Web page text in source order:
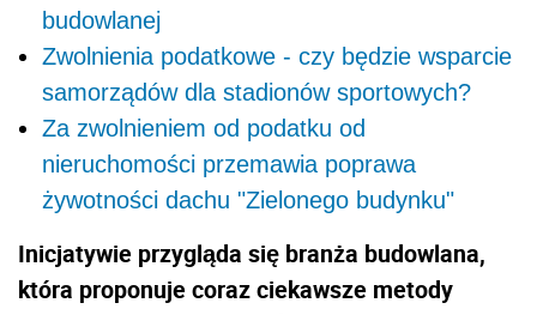
budowlanej
Zwolnienia podatkowe - czy będzie wsparcie
samorządów dla stadionów sportowych?
Za zwolnieniem od podatku od
nieruchomości przemawia poprawa
żywotności dachu "Zielonego budynku"
Inicjatywie przygląda się branża budowlana,
która proponuje coraz ciekawsze metody